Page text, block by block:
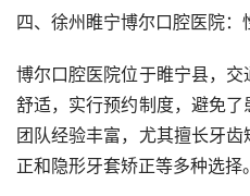
四、徐州睢宁博尔口腔医院：
博尔口腔医院位于睢宁县，
舒适，实行预约制度，避免
团队经验丰富，尤其擅长牙
正和隐形牙套矫正等多种选择。